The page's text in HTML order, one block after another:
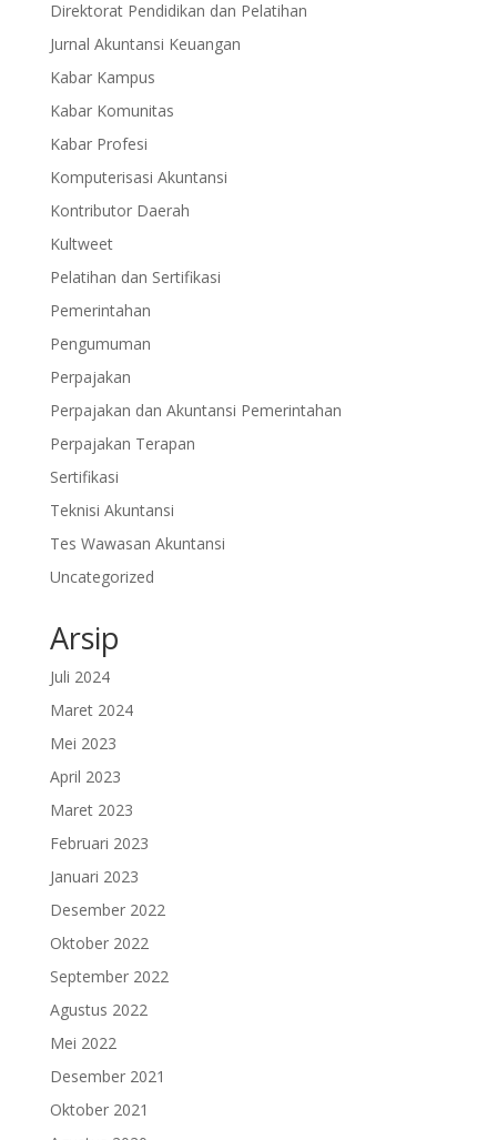
Direktorat Pendidikan dan Pelatihan
Jurnal Akuntansi Keuangan
Kabar Kampus
Kabar Komunitas
Kabar Profesi
Komputerisasi Akuntansi
Kontributor Daerah
Kultweet
Pelatihan dan Sertifikasi
Pemerintahan
Pengumuman
Perpajakan
Perpajakan dan Akuntansi Pemerintahan
Perpajakan Terapan
Sertifikasi
Teknisi Akuntansi
Tes Wawasan Akuntansi
Uncategorized
Arsip
Juli 2024
Maret 2024
Mei 2023
April 2023
Maret 2023
Februari 2023
Januari 2023
Desember 2022
Oktober 2022
September 2022
Agustus 2022
Mei 2022
Desember 2021
Oktober 2021